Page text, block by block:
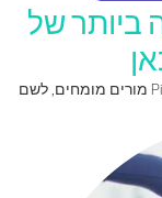
ביותר של
חוו את ההשפעה המשנה חיים של Pilates קלאסי Pilates מורים מומחים, לשם